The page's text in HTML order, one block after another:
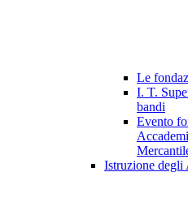
Le
I. T.
bandi
Evento
Istruzione degli